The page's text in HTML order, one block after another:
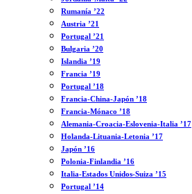
Rumanía ’22
Austria ’21
Portugal ’21
Bulgaria ’20
Islandia ’19
Francia ’19
Portugal ’18
Francia-China-Japón ’18
Francia-Mónaco ’18
Alemania-Croacia-Eslovenia-Italia ’17
Holanda-Lituania-Letonia ’17
Japón ’16
Polonia-Finlandia ’16
Italia-Estados Unidos-Suiza ’15
Portugal ’14